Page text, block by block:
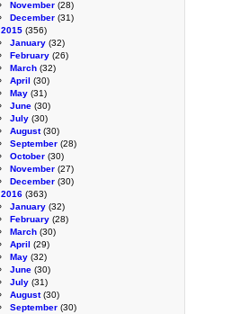
November (28)
December (31)
2015 (356)
January (32)
February (26)
March (32)
April (30)
May (31)
June (30)
July (30)
August(30)
September (28)
October (30)
November (27)
December (30)
2016 (363)
January (32)
February (28)
March (30)
April (29)
May (32)
June (30)
July (31)
August(30)
September (30)